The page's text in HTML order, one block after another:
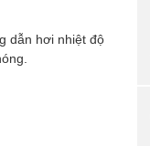
dẫn hơi nhiệt độ